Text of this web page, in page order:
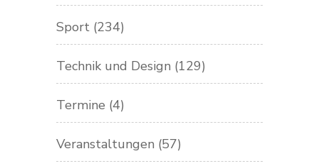
Sport (234)
Technik und Design (129)
Termine (4)
Veranstaltungen (57)